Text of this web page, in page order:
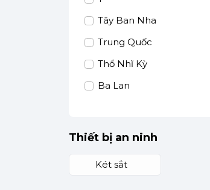
Tây Ban Nha
Trung Quốc
Thổ Nhĩ Kỳ
Ba Lan
Thiết bị an ninh
Két sắt